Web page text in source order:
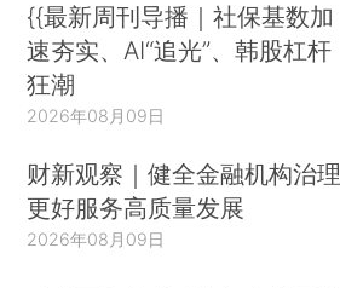
{{最新周刊导播｜社保基数加
速夯实、AI“追光”、韩股杠杆
狂潮
2026年08月09日
财新观察｜健全金融机构治理
更好服务高质量发展
2026年08月09日